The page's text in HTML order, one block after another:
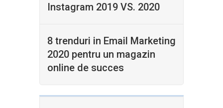
Instagram 2019 VS. 2020
8 trenduri in Email Marketing
2020 pentru un magazin
online de succes